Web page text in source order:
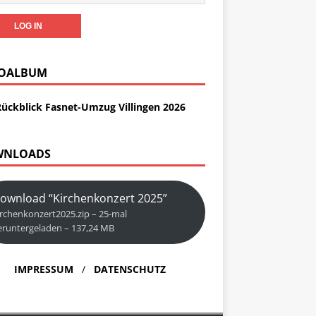
Fasnet-Umzug Villingen 2026
“Kirchenkonzert 2025”
– 25-mal
– 137,24 MB
IMPRESSUM / DATENSCHUTZ